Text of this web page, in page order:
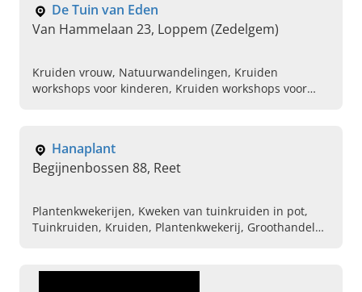
De Tuin van Eden
Van Hammelaan 23, Loppem (Zedelgem)
Kruiden vrouw, Natuurwandelingen, Kruiden
workshops voor kinderen, Kruiden workshops voor
en kruidentuin
Hanaplant
Begijnenbossen 88, Reet
Plantenkwekerijen, Kweken van tuinkruiden in pot,
Tuinkruiden, Kruiden, Plantenkwekerij, Groothandel